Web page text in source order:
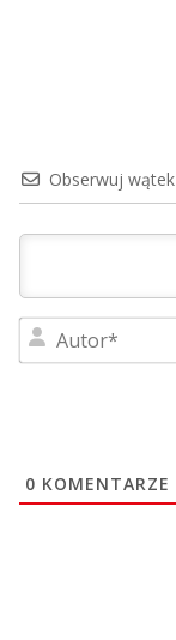
Obserwuj wątek
0 KOMENTARZE